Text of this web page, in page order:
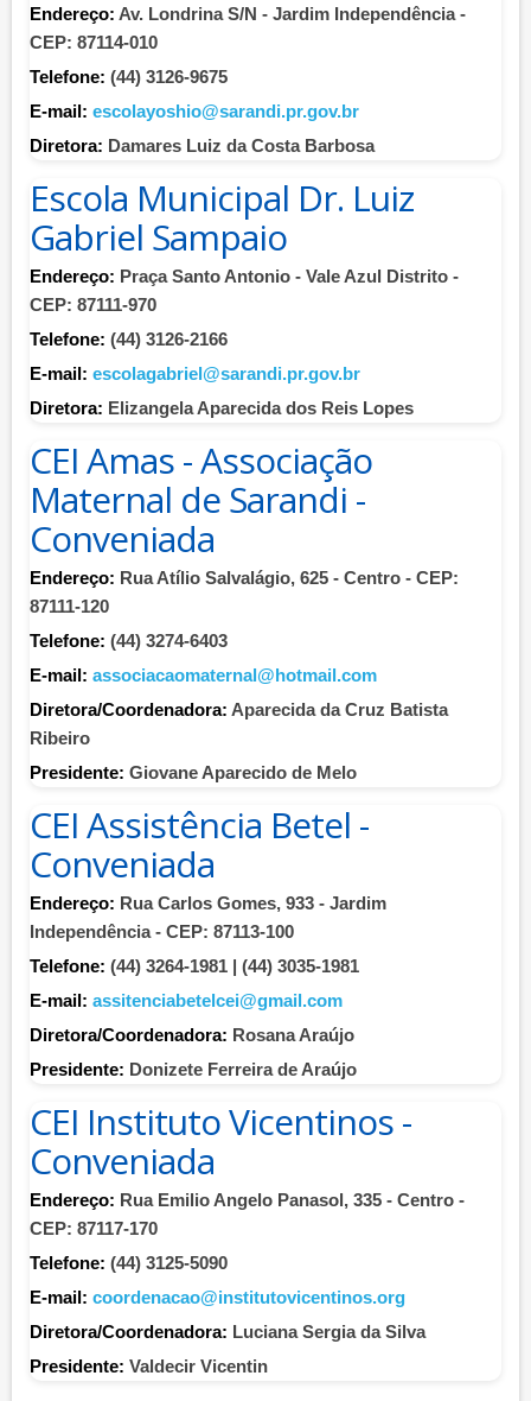
Endereço: Av. Londrina S/N - Jardim Independência -
CEP: 87114-010
Telefone: (44) 3126-9675
E-mail: escolayoshio@sarandi.pr.gov.br
Diretora: Damares Luiz da Costa Barbosa
Escola Municipal Dr. Luiz
Gabriel Sampaio
Endereço: Praça Santo Antonio - Vale Azul Distrito -
CEP: 87111-970
Telefone: (44) 3126-2166
E-mail: escolagabriel@sarandi.pr.gov.br
Diretora: Elizangela Aparecida dos Reis Lopes
CEI Amas - Associação
Maternal de Sarandi -
Conveniada
Endereço: Rua Atílio Salvalágio, 625 - Centro - CEP:
87111-120
Telefone: (44) 3274-6403
E-mail: associacaomaternal@hotmail.com
Diretora/Coordenadora: Aparecida da Cruz Batista
Ribeiro
Presidente: Giovane Aparecido de Melo
CEI Assistência Betel -
Conveniada
Endereço: Rua Carlos Gomes, 933 - Jardim
Independência - CEP: 87113-100
Telefone: (44) 3264-1981 | (44) 3035-1981
E-mail: assitenciabetelcei@gmail.com
Diretora/Coordenadora: Rosana Araújo
Presidente: Donizete Ferreira de Araújo
CEI Instituto Vicentinos -
Conveniada
Endereço: Rua Emilio Angelo Panasol, 335 - Centro -
CEP: 87117-170
Telefone: (44) 3125-5090
E-mail: coordenacao@institutovicentinos.org
Diretora/Coordenadora: Luciana Sergia da Silva
Presidente: Valdecir Vicentin